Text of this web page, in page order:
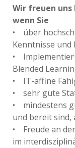
Wir freuen uns
wenn Sie
• über
Kenntnisse
•
Blended
• IT-affine
• sehr gute
• mindestens
und bereit sind,
• Freude an
im